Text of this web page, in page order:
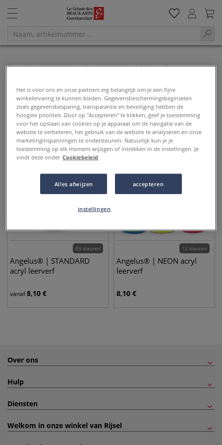
Startpagina Vrijetijdsbesteding Speciale verf Leerverf
Leerverf
Filter & sorteren
83 kleuren
Angelus® | STANDARD
acryl leerverf
vanaf8,10 €
12 kleuren
Angelus® | NEON acryl
leerverf
8,10 €
Over ons
Hulp
Diensten
Welkom in onze winkel van Rijsel
Het is voor ons en onze partners erg belangrijk om je een fijne
winkelervaring te kunnen bieden. Gegevensbeschermingsbeginselen
zoals gegevensbesparing, transparantie en beveiliging hebben de
hoogste prioriteit. Door op "Accepteren" te klikken, geef je toestemming
voor het opslaan van cookies op je apparaat om de navigatie van de
website te verbeteren, het gebruik van de website te analyseren en onze
marketinginspanningen te ondersteunen. Natuurlijk kun je je
toestemming op elk moment wijzigen of intrekken in de instellingen. Je
vindt deze onder Cookiebeleid
Alles afwijzen accepteren
instellingen